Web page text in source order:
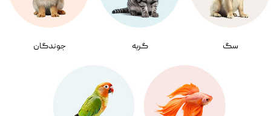
سگ گربه جوندگان